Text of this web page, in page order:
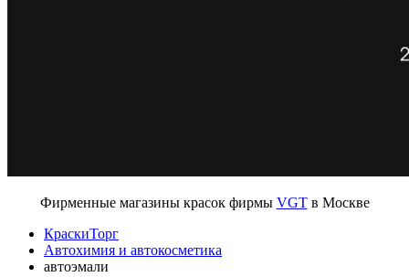
Фирменные магазины красок фирмы VGTв Москве
КраскиТорг
Автохимия и автокосметика
автоэмали